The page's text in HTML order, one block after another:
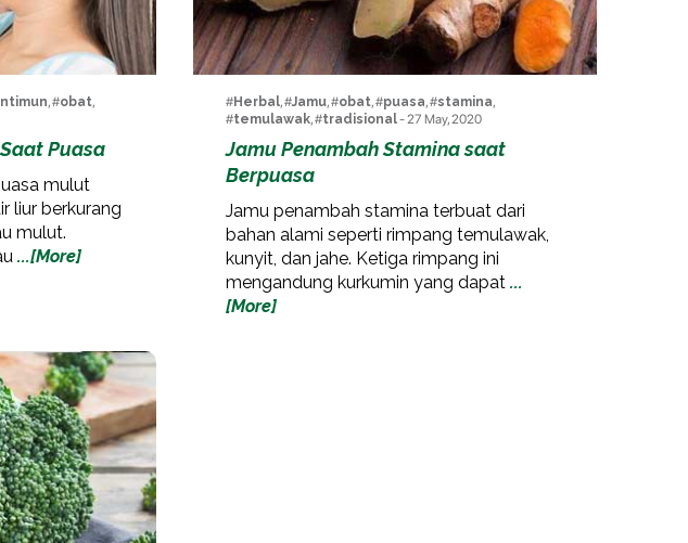
, #obat,
Puasa
mulut
liur berkurang
mulut.
...[More]
#Herbal, #Jamu, #obat, #puasa, #stamina,
#temulawak, #tradisional- 27 May, 2020
Jamu Penambah Stamina saat
Berpuasa
Jamu penambah stamina terbuat dari
bahan alami seperti rimpang temulawak,
kunyit, dan jahe. Ketiga rimpang ini
mengandung kurkumin yang dapat...
[More]